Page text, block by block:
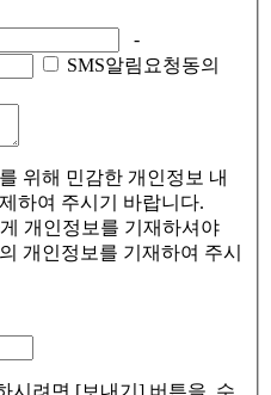
-
SMS알림요청동의
위해 민감한 개인정보 내
하여 주시기 바랍니다.
개인정보를 기재하셔야
개인정보를 기재하여 주시
시려면 [보내기] 버튼을, 수